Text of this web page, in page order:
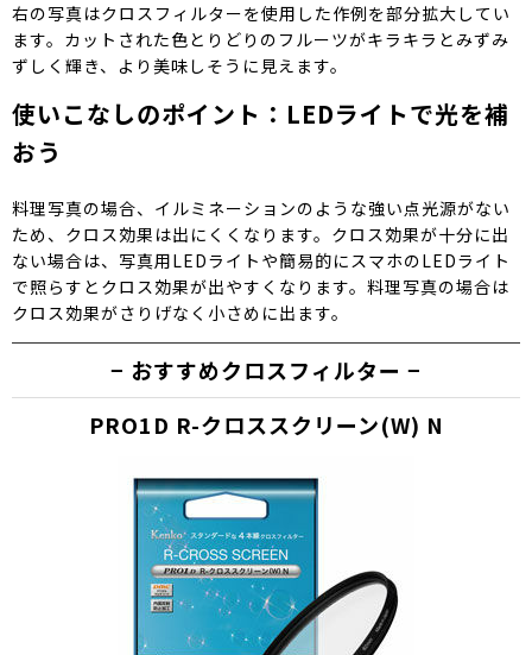
右の写真はクロスフィルターを使用した作例を部分拡大してい
ます。カットされた色とりどりのフルーツがキラキラとみずみ
ずしく輝き、より美味しそうに見えます。
使いこなしのポイント：LEDライトで光を補
おう
料理写真の場合、イルミネーションのような強い点光源がない
ため、クロス効果は出にくくなります。クロス効果が十分に出
ない場合は、写真用LEDライトや簡易的にスマホのLEDライト
で照らすとクロス効果が出やすくなります。料理写真の場合は
クロス効果がさりげなく小さめに出ます。
おすすめクロスフィルター
PRO1D R-クロススクリーン(W) N